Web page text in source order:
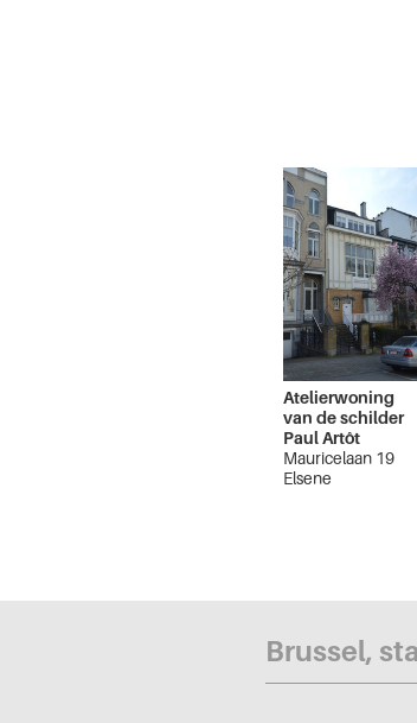
Atelierwoning
van de schilder
Paul Artôt
Mauricelaan 19
Elsene
Brussel,